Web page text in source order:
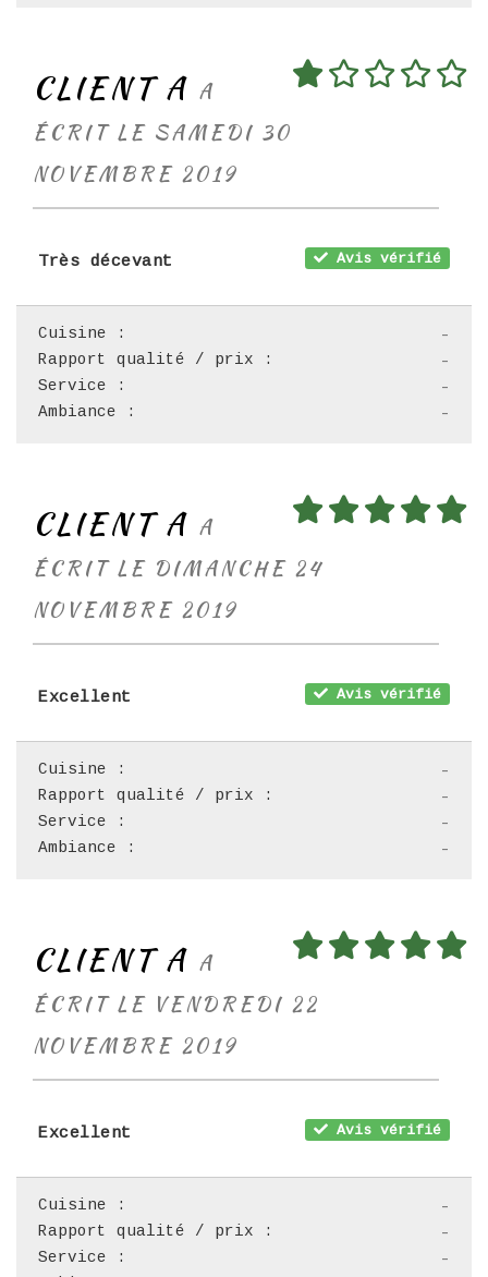
CLIENT A A
ÉCRIT LE SAMEDI 30
NOVEMBRE 2019
Avis vérifié
Très décevant
-
Cuisine :
-
Rapport qualité / prix :
-
Service :
-
Ambiance :
CLIENT A A
ÉCRIT LE DIMANCHE 24
NOVEMBRE 2019
Avis vérifié
Excellent
-
Cuisine :
-
Rapport qualité / prix :
-
Service :
-
Ambiance :
CLIENT A A
ÉCRIT LE VENDREDI 22
NOVEMBRE 2019
Avis vérifié
Excellent
-
Cuisine :
-
Rapport qualité / prix :
-
Service :